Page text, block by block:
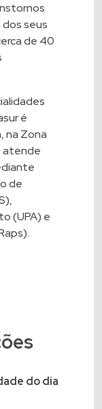
seus
de 40
é
na Zona
atende
de
(UPA) e
do dia